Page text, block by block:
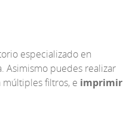
especializado en
Asimismo puedes realizar
múltiples filtros, e imprimir